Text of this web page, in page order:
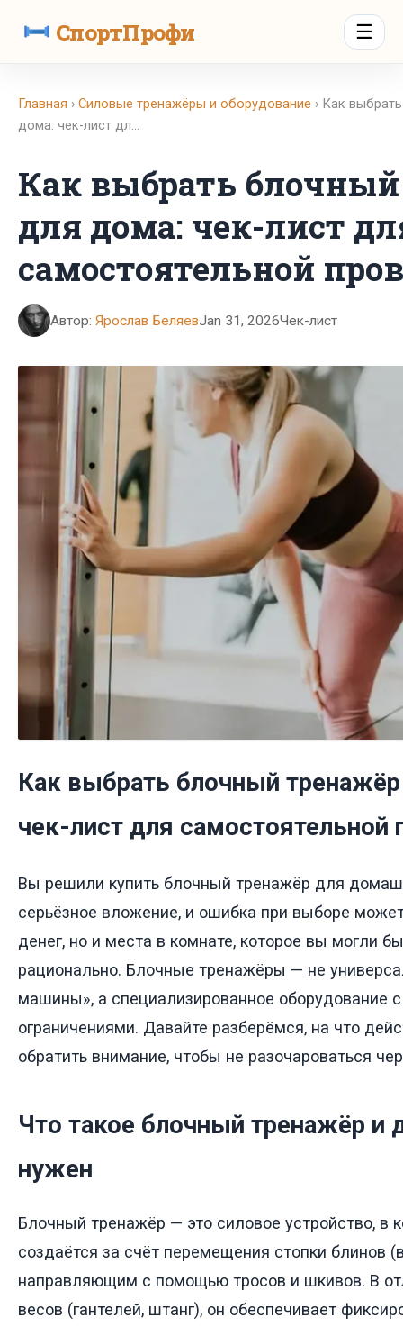
СпортПрофи ☰
Главная › Силовые тренажёры и оборудование › Как
дома: чек-лист дл…
Как выбрать
для дома: чек-лист
самостоятельной
Автор: Ярослав БеляевJan 31, 2026Чек-лист
Как выбрать блочный
чек-лист для самостоятельной
Вы решили купить блочный тренажёр для
серьёзное вложение, и ошибка при выборе
денег, но и места в комнате, которое вы могли
рационально. Блочные тренажёры — не
машины», а специализированное оборудование
ограничениями. Давайте разберёмся, на что
обратить внимание, чтобы не разочароваться
Что такое блочный тренажёр и
нужен
Блочный тренажёр — это силовое устройство, в
создаётся за счёт перемещения стопки блинов
направляющим с помощью тросов и шкивов. В
весов (гантелей, штанг), он обеспечивает